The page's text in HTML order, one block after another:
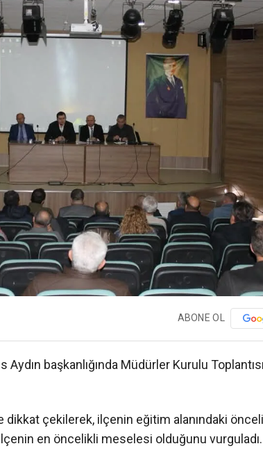
ABONE OL
başkanlığında Müdürler Kurulu Toplantısı
çekilerek, ilçenin eğitim alanındaki
en öncelikli meselesi olduğunu vurguladı.